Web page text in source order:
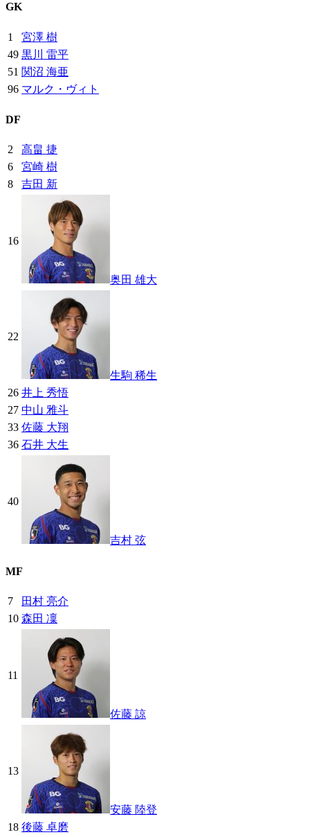
GK
1
宮澤 樹
49 黒川 雷平
51 関沼 海亜
96 マルク・ヴィト
DF
2
高畠 捷
6
宮崎 樹
8
吉田 新
16
奥田 雄大
22
生駒 稀生
26 井上 秀悟
27 中山 雅斗
33 佐藤 大翔
36 石井 大生
40
吉村 弦
MF
7
田村 亮介
10 森田 凜
11
佐藤 諒
13
安藤 陸登
18 後藤 卓磨